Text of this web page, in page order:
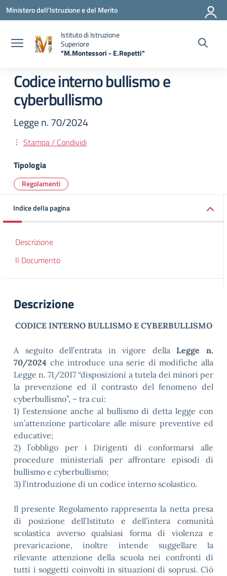
Vai ai contenuti
Vai al menu di navigazione
Vai al footer
Ministero dell'Istruzione e del Merito
Istituto di Istruzione
Superiore
"M.Montessori - E.Repetti"
Codice interno bullismo e
cyberbullismo
Legge n. 70/2024
Stampa / Condividi
Tipologia
Regolamenti
Indice della pagina
Descrizione
Il Documento
Descrizione
CODICE INTERNO BULLISMO E CYBERBULLISMO
A seguito dell’entrata in vigore dellaLegge n.
70/2024 che introduce una serie di modifiche alla
Legge n. 71/2017 “disposizioni a tutela dei minori per
la prevenzione ed il contrasto del fenomeno del
cyberbullismo”, – tra cui:
1) l’estensione anche al bullismo di detta legge con
un’attenzione particolare alle misure preventive ed
educative;
2) l’obbligo per i Dirigenti di conformarsi alle
procedure ministeriali per affrontare episodi di
bullismo e cyberbullismo;
3) l’introduzione di un codice interno scolastico.
Il presente Regolamento rappresenta la netta presa
di posizione dell’Istituto e dell’intera comunità
scolastica avverso qualsiasi forma di violenza e
prevaricazione, inoltre intende suggellare la
rilevante attenzione della scuola nei confronti di
tutti i soggetti coinvolti in situazioni di soprusi. Ciò